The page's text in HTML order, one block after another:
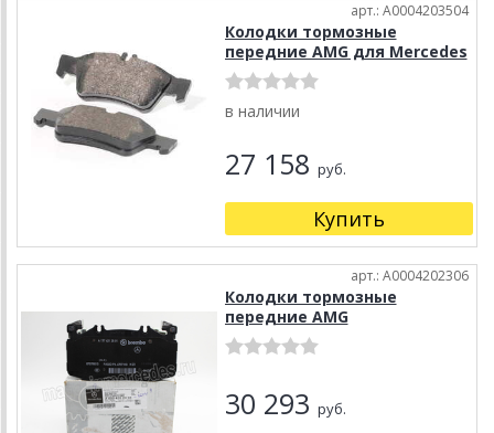
арт.: A0004203504
Колодки тормозные
передние AMG для Mercedes
в наличии
27 158 руб.
Купить
арт.: A0004202306
Колодки тормозные
передние AMG
30 293 руб.